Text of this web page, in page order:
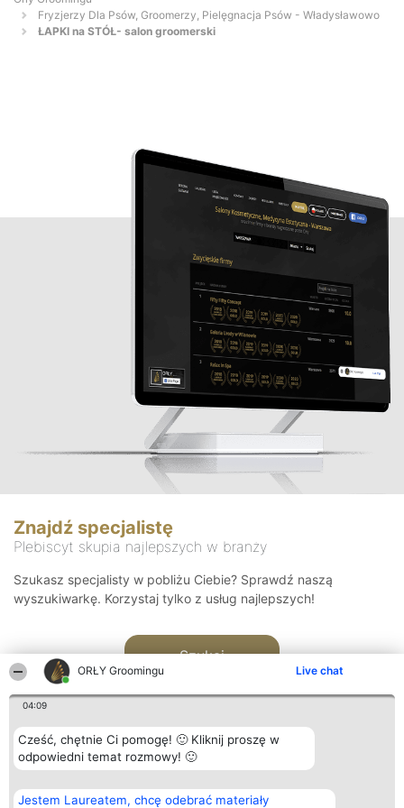
ORŁY Groomingu Live chat
04:09
Cześć, chętnie Ci pomogę! 🙂 Kliknij proszę w
odpowiedni temat rozmowy! 🙂
Jestem Laureatem, chcę odebrać materiały
Fryzjerzy Dla Psów, Groomerzy, Pielęgnacja Psów - Władysławowo
ŁAPKI na STÓŁ- salon groomerski
Znajdź specjalistę
Plebiscyt skupia najlepszych w branży
Szukasz specjalisty w pobliżu Ciebie? Sprawdź naszą
wyszukiwarkę. Korzystaj tylko z usług najlepszych!
Szukaj
Organizator plebiscytu
Bright Side Solutions sp. z o.
Plebiscyt
Laureaci
Kontakt
Kontakt